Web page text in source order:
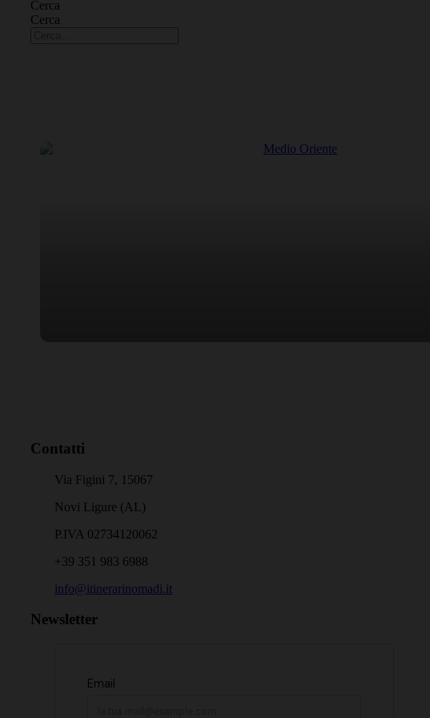
Cerca
Cerca
Contatti
Via Figini 7, 15067
Novi Ligure (AL)
P.IVA 02734120062
+39 351 983 6988
info@itinerarinomadi.it
Newsletter